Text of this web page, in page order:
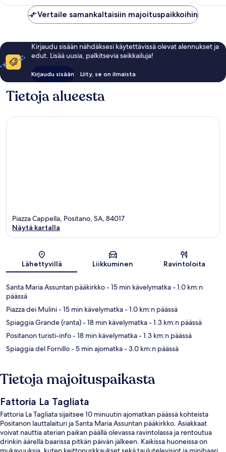
arvostelua
Vertaile samankaltaisiin majoituspaikkoihin
Kirjaudu sisään nähdäksesi käytettävissä olevat alennukset ja
edut. Lisää uusia, palkitsevia seikkailuja!
Kirjaudu sisään Liity, se on ilmaista
Tietoja alueesta
Kartta
Piazza Cappella, Positano, SA, 84017
Näytä kartalla
Lähettyvillä Liikkuminen Ravintoloita
Santa Maria Assuntan pääkirkko- 15 min kävelymatka- 1.0 km:n
päässä
Piazza dei Mulini- 15 min kävelymatka- 1.0 km:n päässä
Spiaggia Grande (ranta)- 18 min kävelymatka- 1.3 km:n päässä
Positanon turisti-info- 18 min kävelymatka- 1.3 km:n päässä
Spiaggia del Fornillo- 5 min ajomatka- 3.0 km:n päässä
Tietoja majoituspaikasta
Fattoria La Tagliata
Fattoria La Tagliata sijaitsee 10 minuutin ajomatkan päässä kohteista
Positanon lauttalaituri ja Santa Maria Assuntan pääkirkko. Asiakkaat
voivat nauttia aterian paikan päällä olevassa ravintolassa ja rentoutua
drinkin äärellä baarissa pitkän päivän jälkeen. Kaikissa huoneissa on